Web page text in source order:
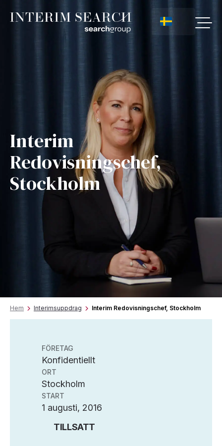
Interim
Redovisningschef,
Stockholm
Hem Interimsuppdrag Interim Redovisningschef, Stockholm
FÖRETAG
Konfidentiellt
ORT
Stockholm
START
1 augusti, 2016
TILLSATT